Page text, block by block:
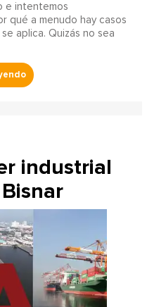
e intentemos
qué a menudo hay casos
aplica. Quizás no sea
industrial